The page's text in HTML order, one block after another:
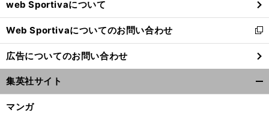
で
開
く
web Sportivaについて
Web Sportivaについてのお問い合わせ
新
し
い
ウ
ィ
ン
広告についてのお問い合わせ
集英社サイト
マンガ